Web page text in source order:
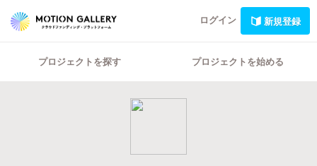
ログイン 新規登録
プロジェクトを探す プロジェクトを始める